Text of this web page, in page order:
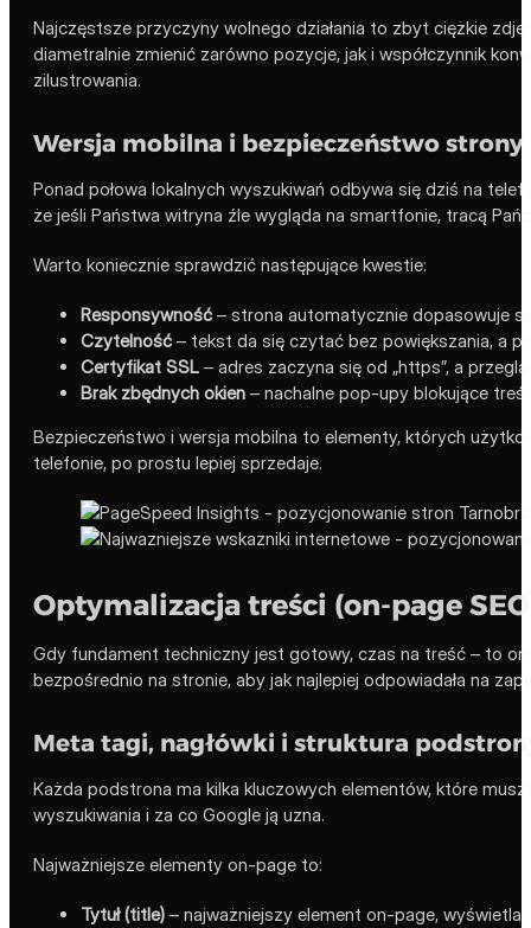
Najczęstsze przyczyny wolnego działania to zbyt ciężkie
diametralnie zmienić zarówno pozycje, jak i współczynnik
zilustrowania.
Wersja mobilna i bezpieczeństwo strony
Ponad połowa lokalnych wyszukiwań odbywa się dziś na
że jeśli Państwa witryna źle wygląda na smartfonie, tracą
Warto koniecznie sprawdzić następujące kwestie:
Responsywność– strona automatycznie dopasowuje
Czytelność– tekst da się czytać bez powiększania, a
Certyfikat SSL – adres zaczyna się od „https”, a
Brak zbędnych okien – nachalne pop-upy blokujące
Bezpieczeństwo i wersja mobilna to elementy, których
telefonie, po prostu lepiej sprzedaje.
Optymalizacja treści (on-page
Gdy fundament techniczny jest gotowy, czas na treść – to
bezpośrednio na stronie, aby jak najlepiej odpowiadała na
Meta tagi, nagłówki i struktura
Każda podstrona ma kilka kluczowych elementów, które
wyszukiwania i za co Google ją uzna.
Najważniejsze elementy on-page to:
Tytuł (title) – najważniejszy element on-page,